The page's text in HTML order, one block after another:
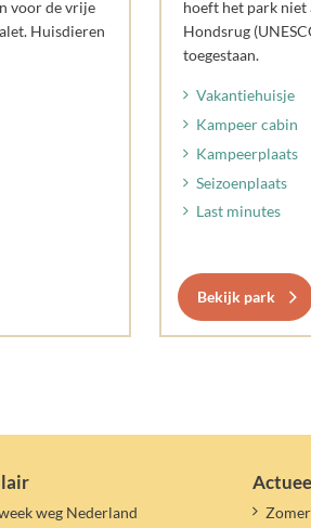
voor de vrije
Huisdieren
hoeft het park niet
Hondsrug
toegestaan.
Vakantiehuisje
Kampeer cabin
Kampeerplaats
Seizoenplaats
Last minutes
Bekijk park
weg Nederland